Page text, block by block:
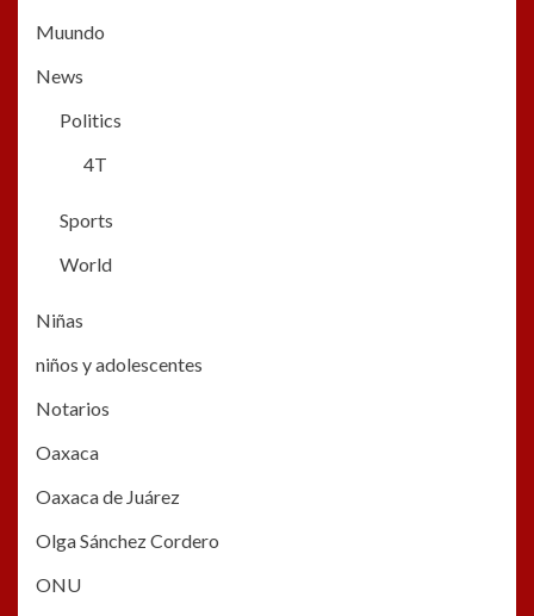
Muundo
News
Politics
4T
Sports
World
Niñas
niños y adolescentes
Notarios
Oaxaca
Oaxaca de Juárez
Olga Sánchez Cordero
ONU